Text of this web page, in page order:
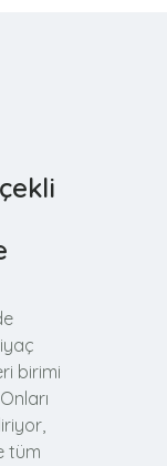
birimi
tüm